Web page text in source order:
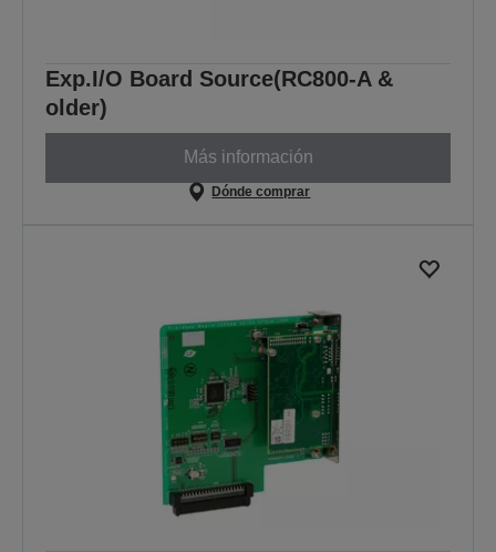
Exp.I/O Board Source(RC800-A &
older)
Más información
Dónde comprar